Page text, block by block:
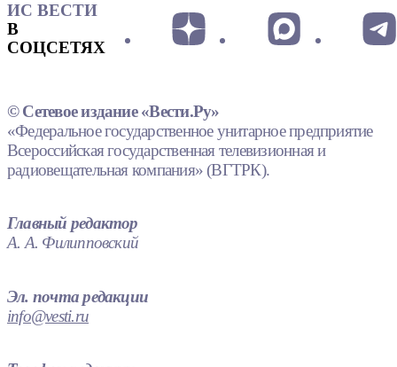
ИС ВЕСТИ
В
СОЦСЕТЯХ
© Сетевое издание «Вести.Ру»
«Федеральное государственное унитарное предприятие
Всероссийская государственная телевизионная и
радиовещательная компания» (ВГТРК).
Главный редактор
А. А. Филипповский
Эл. почта редакции
info@vesti.ru